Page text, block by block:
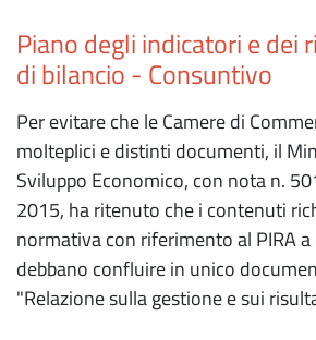
Piano degli indicatori e dei
di bilancio - Consuntivo
Per evitare che le Camere di
molteplici e distinti documenti, il
Sviluppo Economico, con nota n.
2015, ha ritenuto che i contenuti
normativa con riferimento al PIRA
debbano confluire in unico
"Relazione sulla gestione e sui